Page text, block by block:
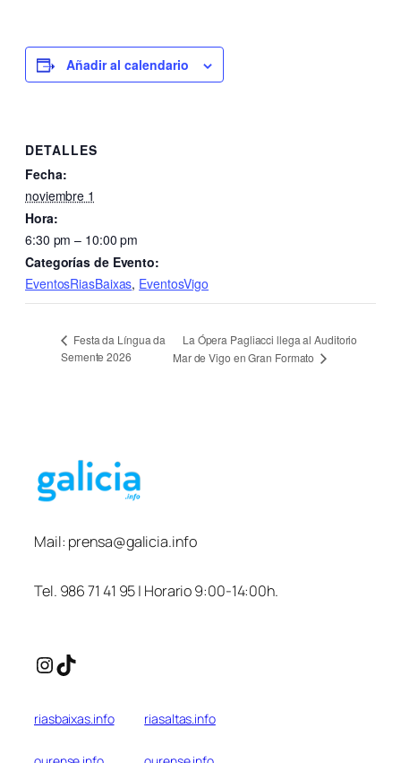
Añadir al calendario
DETALLES
Fecha:
noviembre 1
Hora:
6:30 pm – 10:00 pm
Categorías de Evento:
EventosRiasBaixas, EventosVigo
Festa da Língua da
Semente 2026
La Ópera Pagliacci llega al Auditorio
Mar de Vigo en Gran Formato
Mail: prensa@galicia.info
Tel. 986 71 41 95 | Horario 9:00-14:00h.
Instagram
TikTok
riasbaixas.info riasaltas.info